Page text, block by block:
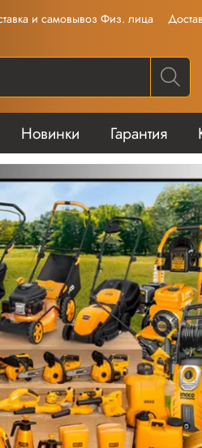
и самовывоз Физ. лица
Новинки Гарантия